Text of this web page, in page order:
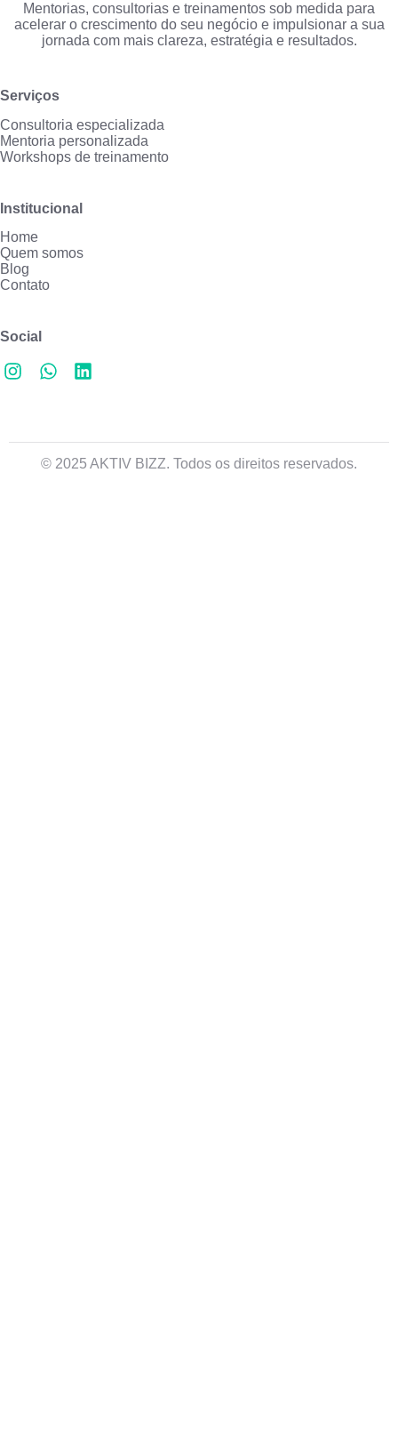
Mentorias, consultorias e treinamentos sob medida para
acelerar o crescimento do seu negócio e impulsionar a sua
jornada com mais clareza, estratégia e resultados.
Serviços
Consultoria especializada
Mentoria personalizada
Workshops de treinamento
Institucional
Home
Quem somos
Blog
Contato
Social
© 2025 AKTIV BIZZ. Todos os direitos reservados.